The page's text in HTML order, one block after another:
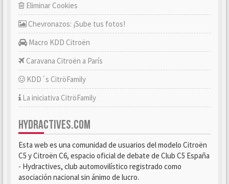
Eliminar Cookies
Chevronazos: ¡Sube tus fotos!
Macro KDD Citroën
Caravana Citroën a París
KDD´s CitröFamily
La iniciativa CitröFamily
HYDRACTIVES.COM
Esta web es una comunidad de usuarios del modelo Citroën
C5 y Citroën C6, espacio oficial de debate de Club C5 España
- Hydractives, club automovilístico registrado como
asociación nacional sin ánimo de lucro.